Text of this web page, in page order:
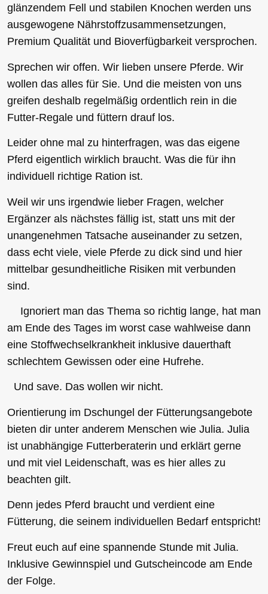
glänzendem Fell und stabilen Knochen werden uns
ausgewogene Nährstoffzusammensetzungen,
Premium Qualität und Bioverfügbarkeit versprochen.
Sprechen wir offen. Wir lieben unsere Pferde. Wir
wollen das alles für Sie. Und die meisten von uns
greifen deshalb regelmäßig ordentlich rein in die
Futter-Regale und füttern drauf los.
Leider ohne mal zu hinterfragen, was das eigene
Pferd eigentlich wirklich braucht. Was die für ihn
individuell richtige Ration ist.
Weil wir uns irgendwie lieber Fragen, welcher
Ergänzer als nächstes fällig ist, statt uns mit der
unangenehmen Tatsache auseinander zu setzen,
dass echt viele, viele Pferde zu dick sind und hier
mittelbar gesundheitliche Risiken mit verbunden
sind.
Ignoriert man das Thema so richtig lange, hat man
am Ende des Tages im worst case wahlweise dann
eine Stoffwechselkrankheit inklusive dauerthaft
schlechtem Gewissen oder eine Hufrehe.
Und save. Das wollen wir nicht.
Orientierung im Dschungel der Fütterungsangebote
bieten dir unter anderem Menschen wie Julia. Julia
ist unabhängige Futterberaterin und erklärt gerne
und mit viel Leidenschaft, was es hier alles zu
beachten gilt.
Denn jedes Pferd braucht und verdient eine
Fütterung, die seinem individuellen Bedarf entspricht!
Freut euch auf eine spannende Stunde mit Julia.
Inklusive Gewinnspiel und Gutscheincode am Ende
der Folge.